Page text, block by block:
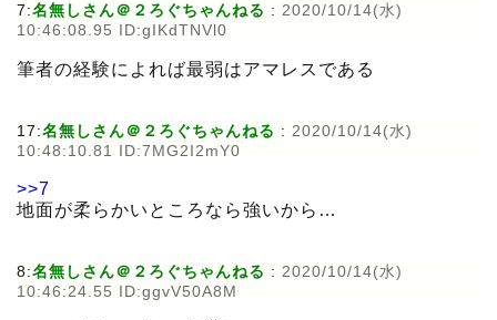
7:名無しさん＠２ろぐちゃんねる : 2020/10/14(水)
10:46:08.95 ID:gIKdTNVl0
筆者の経験によれば最弱はアマレスである
17:名無しさん＠２ろぐちゃんねる : 2020/10/14(水)
10:48:10.81 ID:7MG2I2mY0
>>7
地面が柔らかいところなら強いから…
8:名無しさん＠２ろぐちゃんねる : 2020/10/14(水)
10:46:24.55 ID:ggvV50A8M